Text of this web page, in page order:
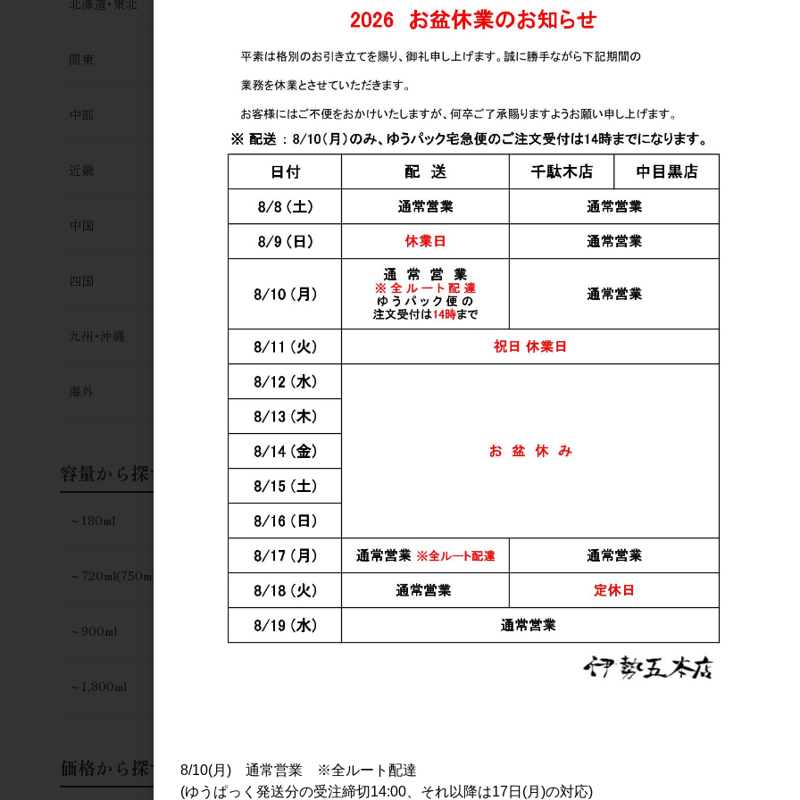
3,200円 1,600円
Nami no Oto Te to Te な
みのおと てとて 純米吟
醸 玉栄 火入れ 1.8L
かぼす搾り 1.8L
2,900円
2,000円
関東
中部
近畿
中国
四国
九州･沖縄
海外
容量から探す
～180ml
～720ml(750ml)
～900ml
～1,800ml
価格から探す
8/10(月) 通常営業 ※全ルート配達
(ゆうぱっく発送分の受注締切14:00、それ以降は17日(月)の対応)